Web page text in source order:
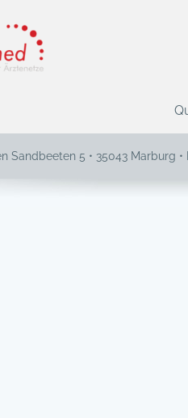
Sandbeeten 5 • 35043 Marburg •